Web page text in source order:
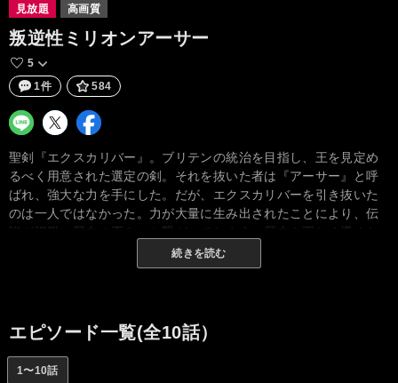
見放題 高画質
叛逆性ミリオンアーサー
5
1件
584
聖剣『エクスカリバー』。ブリテンの統治を目指し、王を見定め
るべく用意された選定の剣。それを抜いた者は『アーサー』と呼
ばれ、強大な力を手にした。だが、エクスカリバーを引き抜いた
のは一人ではなかった。力が大量に生み出されたことにより、伝
説が氾濫、歴史の歪みへと繋がってしまう。歴史を正しく導くた
め、団長・鉄拳・山猫・閣下・錬金・流浪と呼ばれる六人のアー
サーは、過去の地『ブリテン』へと降り立つ。彼らの使命は、歴
である――。
続きを読む
エピソード一覧(全10話）
1〜10話